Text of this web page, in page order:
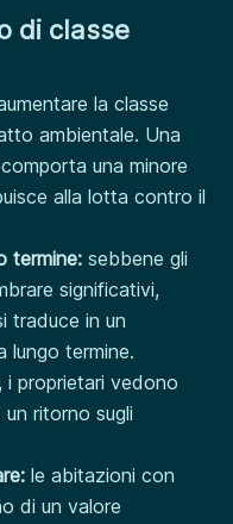
di classe
la classe
ambientale. Una
una minore
alla lotta contro il
termine:sebbene gli
significativi,
traduce in un
lungo termine.
i proprietari vedono
ritorno sugli
le abitazioni con
di un valore